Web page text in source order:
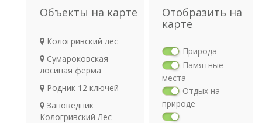
Объекты на карте
Кологривский лес
Сумароковская
лосиная ферма
Родник 12 ключей
Заповедник
Кологривский Лес
Отобразить на
карте
Природа
Памятные
места
Отдых на
природе